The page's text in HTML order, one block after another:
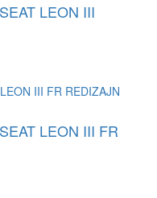
LEON III
LEON III FR